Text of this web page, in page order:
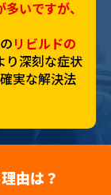
いですが、
リビルドの
り深刻な症状
実な解決法
由は？